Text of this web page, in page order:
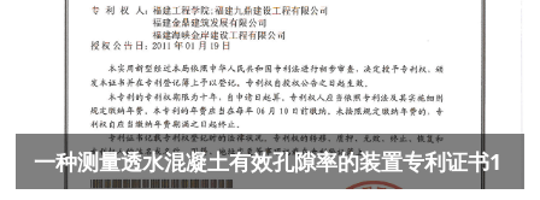
一种测量透水混凝土有效孔隙率的装置专利证书1